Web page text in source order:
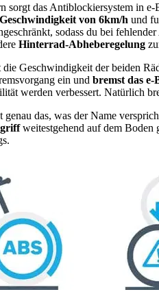
das Antiblockiersystem in
von 6km/h und
sodass du bei
Hinterrad-Abheberegelung
die Geschwindigkeit der beiden
ein und bremst das
werden verbessert. Natürlich
genau das, was der Name
weitestgehend auf dem Boden